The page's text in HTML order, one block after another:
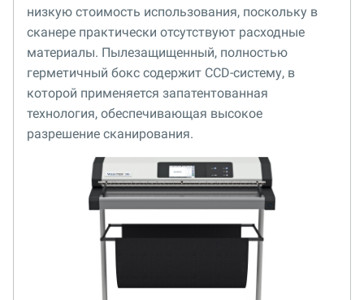
низкую стоимость использования, поскольку в
сканере практически отсутствуют расходные
материалы. Пылезащищенный, полностью
герметичный бокс содержит CCD-систему, в
которой применяется запатентованная
технология, обеспечивающая высокое
разрешение сканирования.